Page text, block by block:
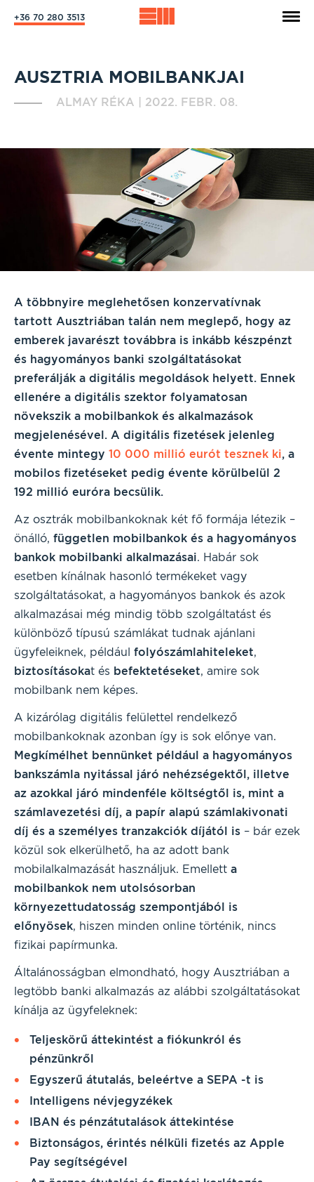
+36 70 280 3513
AUSZTRIA MOBILBANKJAI
ALMAY RÉKA 2022. FEBR. 08.
A többnyire meglehetősen konzervatívnak
tartott Ausztriában talán nem meglepő, hogy az
emberek javarészt továbbra is inkább készpénzt
és hagyományos banki szolgáltatásokat
preferálják a digitális megoldások helyett. Ennek
ellenére a digitális szektor folyamatosan
növekszik a mobilbankok és alkalmazások
megjelenésével. A digitális fizetések jelenleg
évente mintegy 10 000 millió eurót tesznek ki, a
mobilos fizetéseket pedig évente körülbelül 2
192 millió euróra becsülik.
Az osztrák mobilbankoknak két fő formája létezik –
önálló, független mobilbankok és a hagyományos
bankok mobilbanki alkalmazásai. Habár sok
esetben kínálnak hasonló termékeket vagy
szolgáltatásokat, a hagyományos bankok és azok
alkalmazásai még mindig több szolgáltatást és
különböző típusú számlákat tudnak ajánlani
ügyfeleiknek, például folyószámlahiteleket,
biztosításokat és befektetéseket, amire sok
mobilbank nem képes.
A kizárólag digitális felülettel rendelkező
mobilbankoknak azonban így is sok előnye van.
Megkímélhet bennünket például a hagyományos
bankszámla nyitással járó nehézségektől, illetve
az azokkal járó mindenféle költségtől is, mint a
számlavezetési díj, a papír alapú számlakivonati
díj és a személyes tranzakciók díjától is – bár ezek
közül sok elkerülhető, ha az adott bank
mobilalkalmazását használjuk. Emellett a
mobilbankok nem utolsósorban
környezettudatosság szempontjából is
előnyösek, hiszen minden online történik, nincs
fizikai papírmunka.
Általánosságban elmondható, hogy Ausztriában a
legtöbb banki alkalmazás az alábbi szolgáltatásokat
kínálja az ügyfeleknek:
Teljeskörű áttekintést a fiókunkról és
pénzünkről
Egyszerű átutalás, beleértve a SEPA -t is
Intelligens névjegyzékek
IBAN és pénzátutalások áttekintése
Biztonságos, érintés nélküli fizetés az Apple
Pay segítségével